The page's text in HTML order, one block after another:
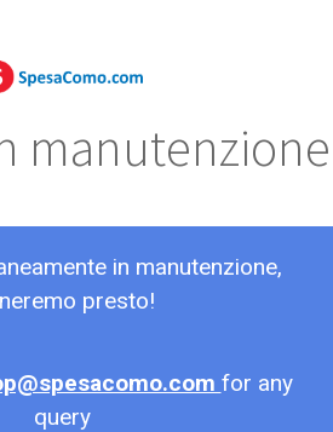
manutenzione
in manutenzione,
presto!
for any
query